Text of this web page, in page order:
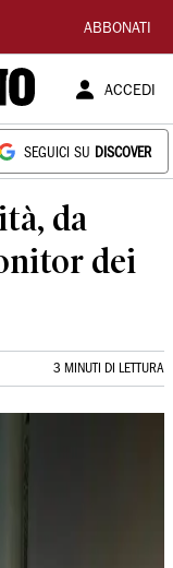
ABBONATI
ACCEDI
SEGUICI SU DISCOVER
da
dei
3 MINUTI DI LETTURA